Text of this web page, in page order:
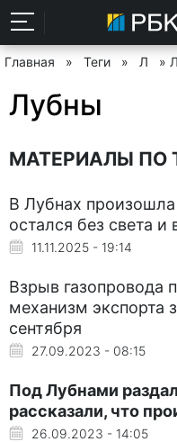
Главная » Теги » Л »
Лубны
МАТЕРИАЛЫ ПО
В Лубнах
остался без света и
11.11.2025 - 19:14
Взрыв газопровода
механизм экспорта
сентября
27.09.2023 - 08:15
Под Лубнами
рассказали, что
26.09.2023 - 14:05